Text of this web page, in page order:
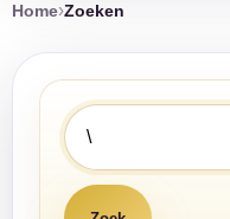
Home Zoeken